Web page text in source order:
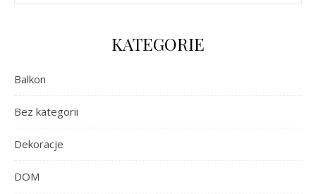
KATEGORIE
Balkon
Bez kategorii
Dekoracje
DOM